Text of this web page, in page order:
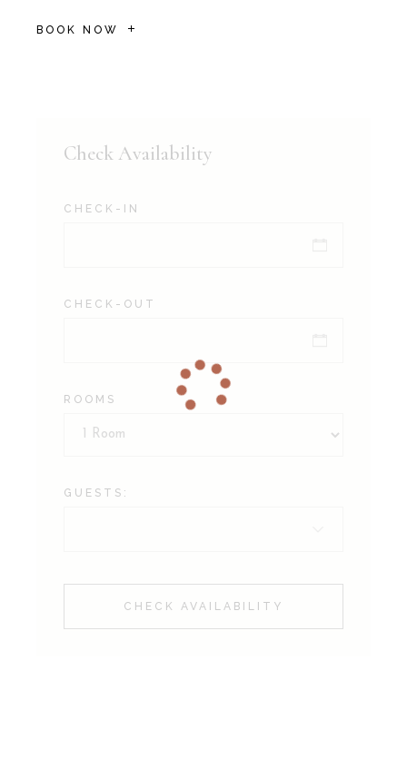
BOOK NOW
Check Availability
CHECK-IN
CHECK-OUT
ROOMS
GUESTS:
CHECK AVAILABILITY